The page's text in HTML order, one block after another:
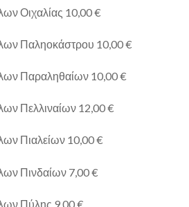
Οιχαλίας 10,00 €
Παληοκάστρου 10,00 €
Παραληθαίων 10,00 €
Πελλιναίων 12,00 €
Πιαλείων 10,00 €
Πινδαίων 7,00 €
Πύλης 9,00 €